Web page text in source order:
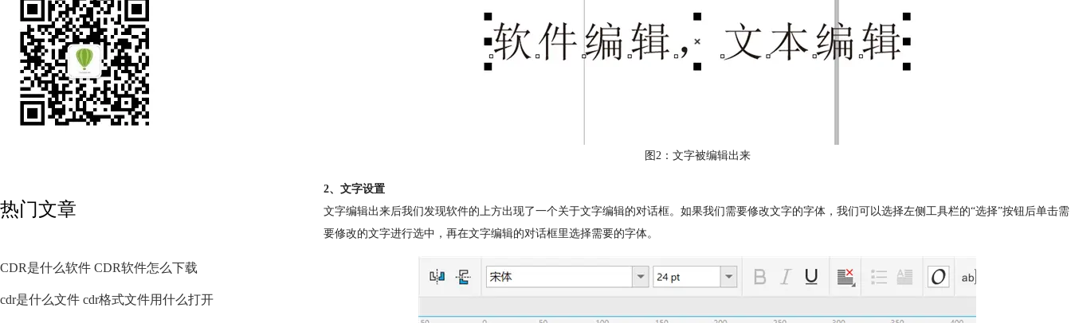
热门文章
CDR是什么软件 CDR软件怎么下载
cdr是什么文件 cdr格式文件用什么打开
图2：文字被编辑出来
2、文字设置
文字编辑出来后我们发现软件的上方出现了一个关于文字编辑的对话框。如果我们需要修改文字的字体，我们可以选择左侧工具栏的“选择”按钮后单击需
要修改的文字进行选中，再在文字编辑的对话框里选择需要的字体。